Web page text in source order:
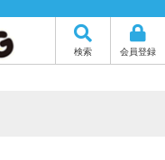
検索 会員登録